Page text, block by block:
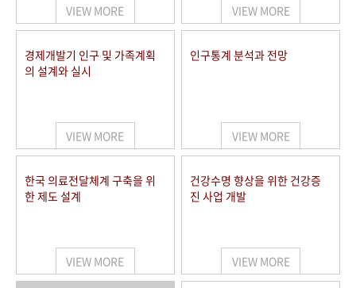
VIEW MORE VIEW MORE
경제개발기 인구 및 가족계획
의 설계와 실시
VIEW MORE
인구통계 분석과 전망
VIEW MORE
한국 의료전달체계 구축을 위
한 제도 설계
VIEW MORE
건강수명 향상을 위한 건강증
진 사업 개발
VIEW MORE